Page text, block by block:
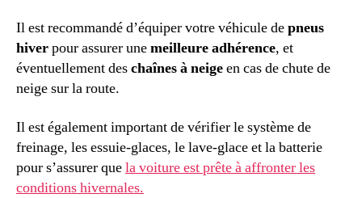
Il est recommandé d’équiper votre véhicule depneus
hiverpour assurer unemeilleure adhérence, et
éventuellement deschaînes à neigeen cas de chute de
neige sur la route.
Il est également important de vérifier le système de
freinage, les essuie-glaces, le lave-glace et la batterie
pour s’assurer quela voitureest prête à affronter les
conditions hivernales.